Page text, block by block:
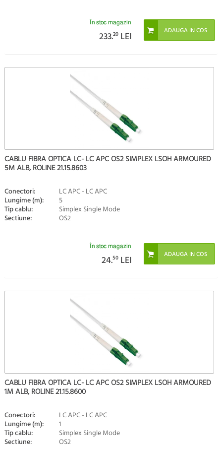
În stoc magazin
233.20 LEI
CABLU FIBRA OPTICA LC- LC APC OS2 SIMPLEX LSOH ARMOURED
5M ALB, ROLINE 21.15.8603
Conectori: LC APC - LC APC
Lungime (m): 5
Tip cablu: Simplex Single Mode
Sectiune: OS2
În stoc magazin
24.50 LEI
CABLU FIBRA OPTICA LC- LC APC OS2 SIMPLEX LSOH ARMOURED
1M ALB, ROLINE 21.15.8600
Conectori: LC APC - LC APC
Lungime (m): 1
Tip cablu: Simplex Single Mode
Sectiune: OS2